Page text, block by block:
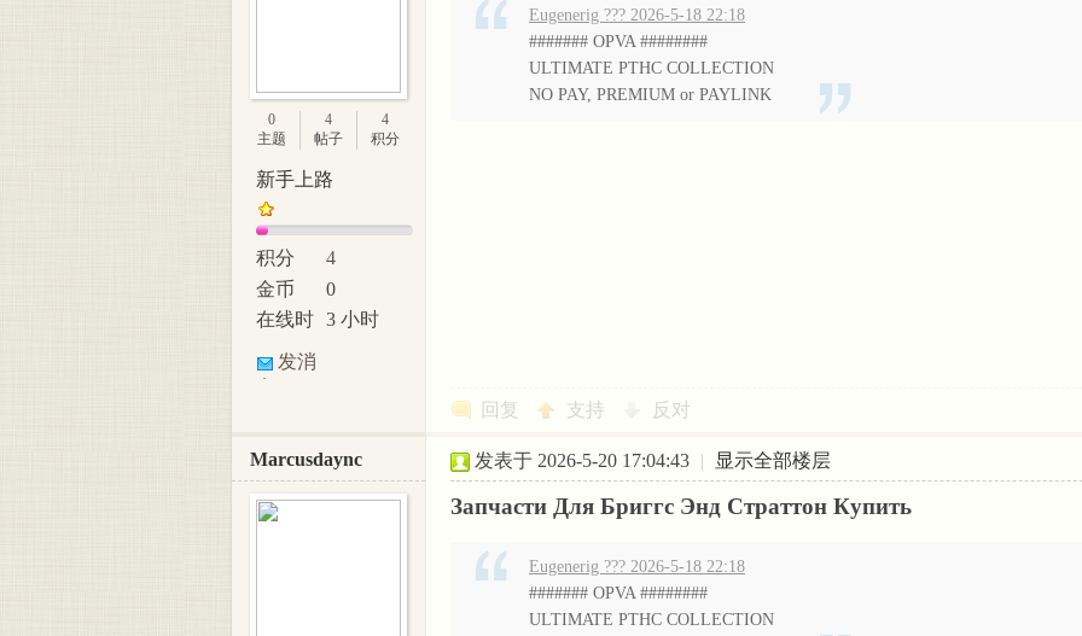
0
主题
4
帖子
4
积分
新手上路
积分
4
金币
0
在线时 3 小时
发消
Eugenerig ??? 2026-5-18 22:18
####### OPVA ########
ULTIMATE РТНС COLLECTION
NO PAY, PREMIUM or PAYLINK
回复 支持 反对
Marcusdaync 发表于 2026-5-20 17:04:43 | 显示全部楼层
Запчасти Для Бриггс Энд Страттон Купить
Eugenerig ??? 2026-5-18 22:18
####### OPVA ########
ULTIMATE РТНС COLLECTION